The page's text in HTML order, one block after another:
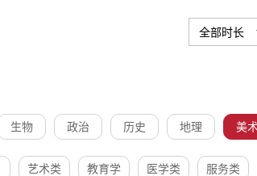
生物 政治 历史 地理 美术
艺术类 教育学 医学类 服务类